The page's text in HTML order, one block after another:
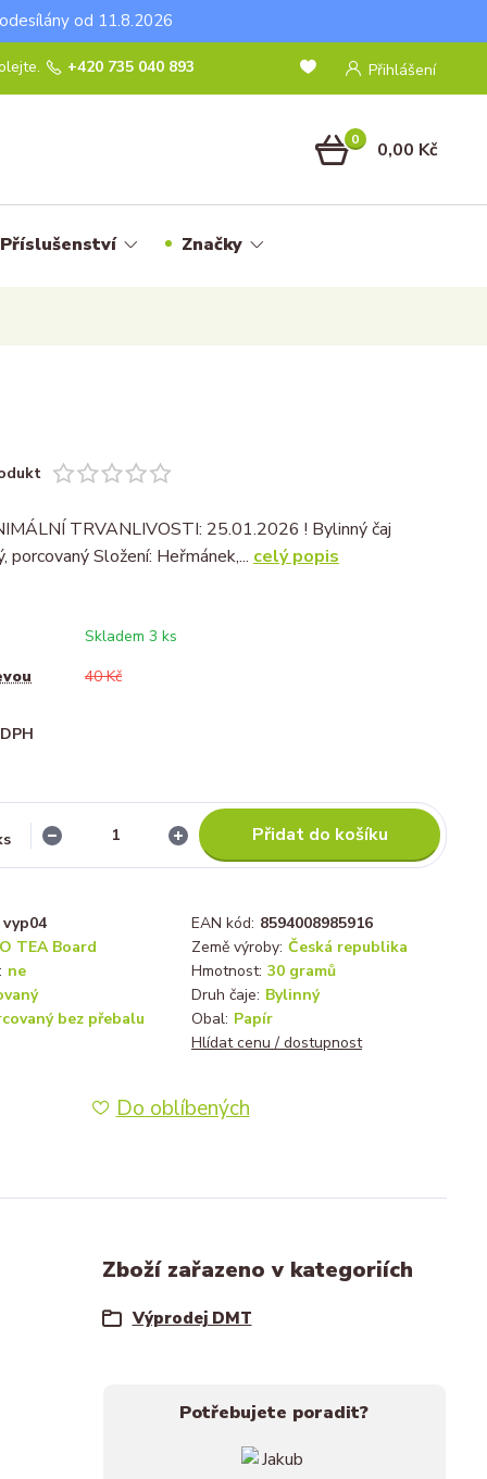
od 11.8.2026
Přihlášení
+420 735 040 893
0 0,00 Kč
Příslušenství Značky
TRVANLIVOSTI: 25.01.2026 ! Bylinný čaj
porcovaný Složení: Heřmánek,... celý popis
Skladem 3 ks
40 Kč
Přidat do košíku
vyp04 EAN kód: 8594008985916
TEA Board
Země výroby: Česká republika
ne Hmotnost: 30 gramů
Druh čaje: Bylinný
bez přebalu
Obal: Papír
Hlídat cenu / dostupnost
Do oblíbených
Zboží zařazeno v kategoriích
Výprodej DMT
Potřebujete poradit?